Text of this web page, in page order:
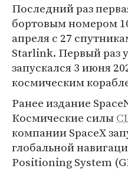
Последний раз
бортовым номером
апреля с 27
Starlink. Первый раз
запускался 3 июня
космическим
Ранее издание
Космические силы
компании SpaceX
глобальной
Positioning System